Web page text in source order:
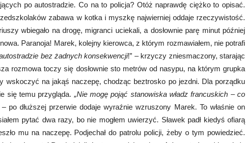
po autostradzie. Co na to policja? Otóż naprawdę ciężko to opisać.
zabawa w kotka i myszkę najwierniej oddaje rzeczywistość.
wbiegało na drogę, migranci uciekali, a dosłownie parę minut później
Paranoja! Marek, kolejny kierowca, z którym rozmawiałem, nie potrafi
bez żadnych konsekwencji!” – krzyczy zniesmaczony, starając
rozmowa toczy się dosłownie sto metrów od nasypu, na którym grupka
wskoczyć na jakąś naczepę, chodząc beztrosko po jezdni. Dla porządku
się temu przygląda. „Nie mogę pojąć stanowiska władz francuskich – co
po dłuższej przerwie dodaje wyraźnie wzruszony Marek. To właśnie on
pytać dwa razy, bo nie mogłem uwierzyć. Sławek padł kiedyś ofiarą
mu na naczepę. Podjechał do patrolu policji, żeby o tym powiedzieć.